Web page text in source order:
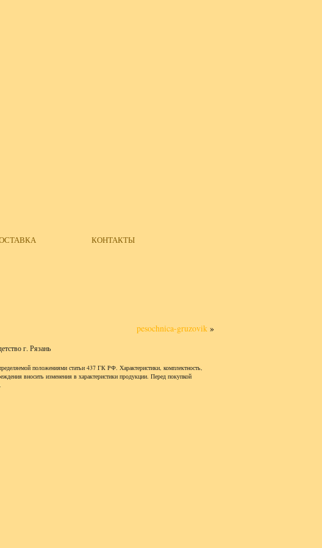
КОНТАКТЫ
pesochnica-gruzovik »
г. Рязань
положениями статьи 437 ГК РФ. Характеристики, комплектность,
вносить изменения в характеристики продукции. Перед покупкой